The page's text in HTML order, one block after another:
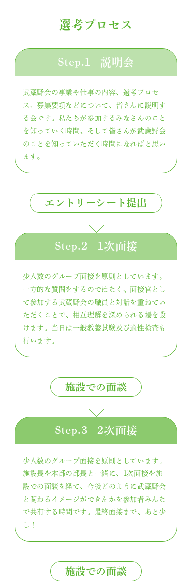
選考プロセス
Step.1 説明会
武蔵野会の事業や仕事の内容、選考プロセ
ス、募集要項などについて、皆さんに説明す
る会です。私たちが参加するみなさんのこと
を知っていく時間、そして皆さんが武蔵野会
のことを知っていただく時間になればと思い
ます。
エントリーシート提出
Step.2 1次面接
少人数のグループ面接を原則としています。
一方的な質問をするのではなく、面接官とし
て参加する武蔵野会の職員と対話を重ねてい
ただくことで、相互理解を深められる場を設
けます。当日は一般教養試験及び適性検査も
行います。
施設での面談
Step.3 2次面接
少人数のグループ面接を原則としています。
施設長や本部の部長と一緒に、1次面接や施
設での面談を経て、今後どのように武蔵野会
と関わるイメージができたかを参加者みんな
で共有する時間です。最終面接まで、あと少
し！
施設での面談